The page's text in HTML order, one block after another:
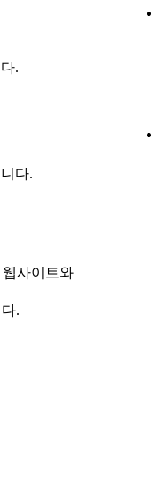
.
다.
웹사이트와
.